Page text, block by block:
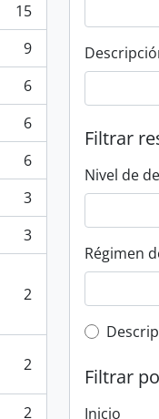
15
9
6
6
6
3
3
2
2
2
Filtrar
Nivel de
Régimen
Top-
Filtrar
Inicio